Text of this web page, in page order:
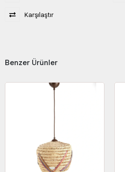
Karşılaştır
Benzer Ürünler